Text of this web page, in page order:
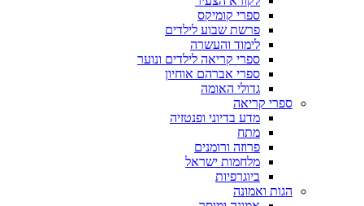
ספרי קומיקס
פרשת שבוע לילדים
לימוד והעשרה
ספרי קריאה לילדים ונוער
ספרי אברהם אוחיון
גדולי האומה
ספרי קריאה
מדע בדיוני ופנטזיה
מתח
פרוזה ורומנים
מלחמות ישראל
ביוגרפיות
הגות ואמונה